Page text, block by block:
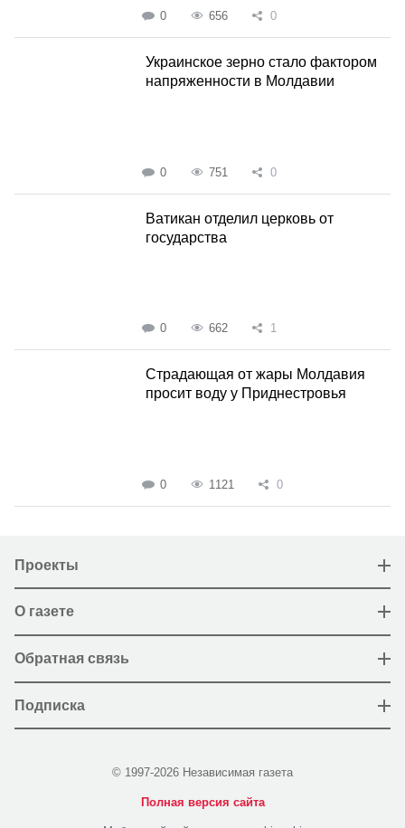
0 656 0
Украинское зерно стало фактором
напряженности в Молдавии
0 751 0
Ватикан отделил церковь от
государства
0 662 1
Страдающая от жары Молдавия
просит воду у Приднестровья
0 1121 0
Проекты
О газете
Обратная связь
Подписка
© 1997-2026 Независимая газета
Полная версия сайта